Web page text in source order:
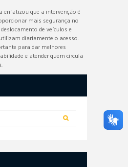
enfatizou que a intervenção é
mais segurança no
de veículos e
diariamente o acesso.
para dar melhores
e atender quem circula